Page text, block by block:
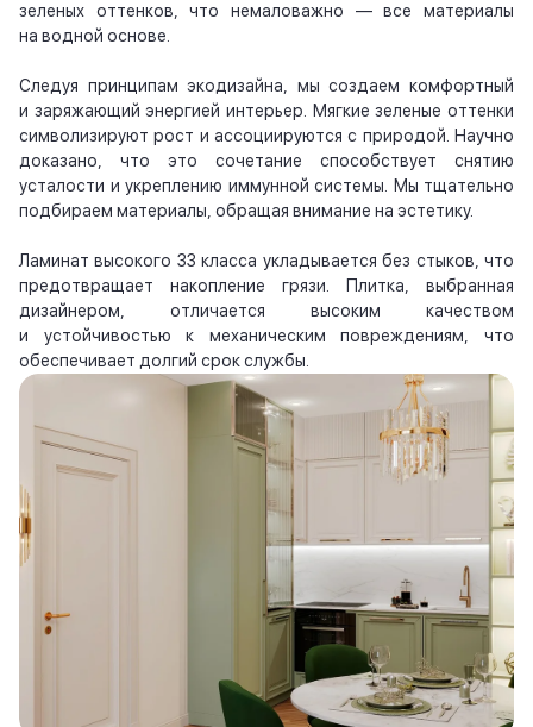
зеленых оттенков, что немаловажно — все материалы
на водной основе.
Следуя принципам экодизайна, мы создаем комфортный
и заряжающий энергией интерьер. Мягкие зеленые оттенки
символизируют рост и ассоциируются с природой. Научно
доказано, что это сочетание способствует снятию
усталости и укреплению иммунной системы. Мы тщательно
подбираем материалы, обращая внимание на эстетику.
Ламинат высокого 33 класса укладывается без стыков, что
предотвращает накопление грязи. Плитка, выбранная
дизайнером, отличается высоким качеством
и устойчивостью к механическим повреждениям, что
обеспечивает долгий срок службы.